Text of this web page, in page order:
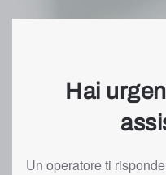
Hai
Un operatore ti